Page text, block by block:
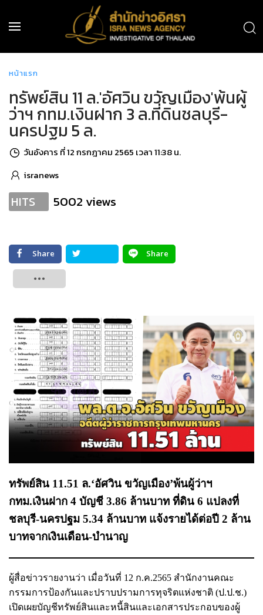
หน้าแรก
ทรัพย์สิน 11 ล.'อัศวิน ขวัญเมือง'พ้นผู้
ว่าฯ กทม.เงินฝาก 3 ล.ที่ดินชลบุรี-
นครปฐม 5 ล.
วันอังคาร ที่ 12 กรกฎาคม 2565 เวลา 11:38 น.
isranews
HITS 5002 views
Share
Share
ทรัพย์สิน 11.51 ล.‘อัศวิน ขวัญเมือง’พ้นผู้ว่าฯ
กทม.เงินฝาก 4 บัญชี 3.86 ล้านบาท ที่ดิน 6 แปลงที่
ชลบุรี-นครปฐม 5.34 ล้านบาท แจ้งรายได้ต่อปี 2 ล้าน
บาทจากเงินเดือน-บำนาญ
ผู้สื่อข่าวรายงานว่า เมื่อวันที่ 12 ก.ค.2565 สำนักงานคณะ
กรรมการป้องกันและปราบปรามการทุจริตแห่งชาติ (ป.ป.ช.)
เปิดเผยบัญชีทรัพย์สินและหนี้สินและเอกสารประกอบของผู้